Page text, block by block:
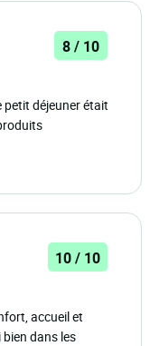
8 / 10
petit déjeuner était
10 / 10
accueil et
dans les